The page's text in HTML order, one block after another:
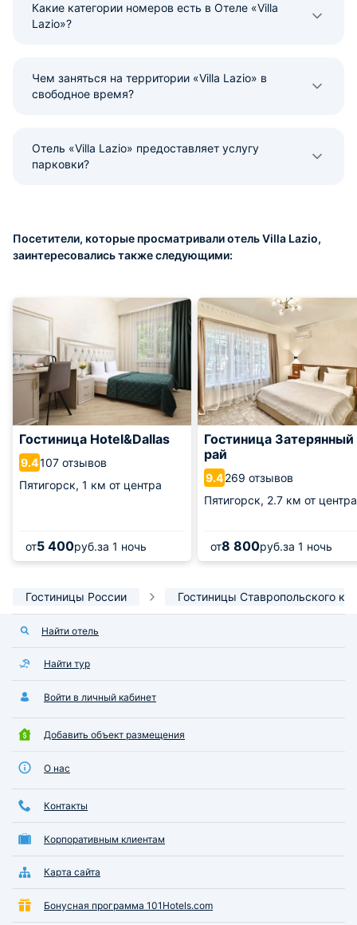
Какие категории номеров есть в Отеле «Villa
Lazio»?
Чем заняться на территории «Villa Lazio» в
свободное время?
Отель «Villa Lazio» предоставляет услугу
парковки?
Посетители, которые просматривали отель Villa Lazio,
заинтересовались также следующими:
Гостиница Hotel&Dallas
9.4107 отзывов
Пятигорск, 1 км от центра
от5 400руб.за 1 ночь
Гостиница Затерянный
рай
9.4269 отзывов
Пятигорск, 2.7 км от центра
от8 800руб.за 1 ночь
Гостиницы России Гостиницы Ставропольского
Найти отель
Найти тур
Войти в личный кабинет
Добавить объект размещения
О нас
Контакты
Корпоративным клиентам
Карта сайта
Бонусная программа 101Hotels.com